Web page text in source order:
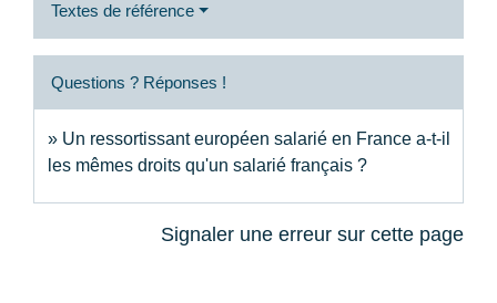
Textes de référence
Questions ? Réponses !
Un ressortissant européen salarié en France a-t-il
les mêmes droits qu'un salarié français ?
Signaler une erreur sur cette page